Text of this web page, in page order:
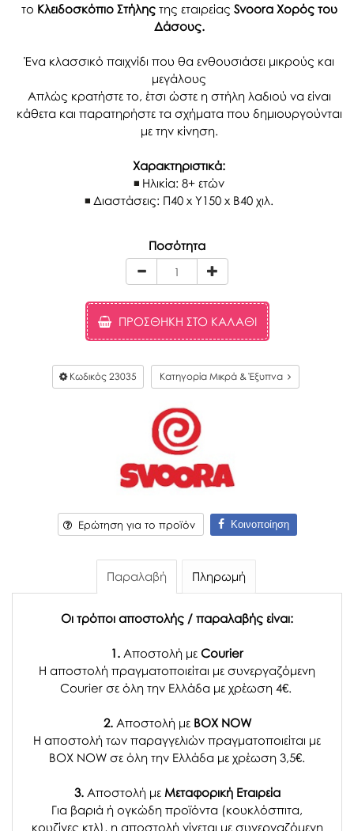
το Κλειδοσκόπιο Στήληςτης εταιρείας Svoora Χορός του
Δάσους.
Ένα κλασσικό παιχνίδι που θα ενθουσιάσει μικρούς και
μεγάλους
Απλώς κρατήστε το, έτσι ώστε η στήλη λαδιού να είναι
κάθετα και παρατηρήστε τα σχήματα που δημιουργούνται
με την κίνηση.
Χαρακτηριστικά:
Ηλικία: 8+ ετών
Διαστάσεις: Π40 x Y150 x Β40 χιλ.
Ποσότητα
ΠΡΟΣΘΉΚΗ ΣΤΟ ΚΑΛΆΘΙ
Κωδικός 23035 Κατηγορία Μικρά & Έξυπνα
Ερώτηση για το προϊόν Κοινοποίηση
Παραλαβή Πληρωμή
Οι τρόποι αποστολής / παραλαβής είναι:
1. Αποστολή με Courier
Η αποστολή πραγματοποιείται με συνεργαζόμενη
Courier σε όλη την Ελλάδα με χρέωση 4€.
2. Αποστολή μεBOX NOW
Η αποστολή των παραγγελιών πραγματοποιείται με
BOX NOW σε όλη την Ελλάδα με χρέωση 3,5€.
3. Αποστολή μεΜεταφορική Εταιρεία
Για βαριά ή ογκώδη προϊόντα (κουκλόσπιτα,
κουζίνες κτλ), η αποστολή γίνεται με συνεργαζόμενη